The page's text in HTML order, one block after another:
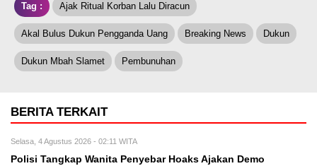
Tag : Ajak Ritual Korban Lalu Diracun
Akal Bulus Dukun Pengganda Uang Breaking News Dukun
Dukun Mbah Slamet Pembunuhan
BERITA TERKAIT
Selasa, 4 Agustus 2026 - 02:11 WITA
Polisi Tangkap Wanita Penyebar Hoaks Ajakan Demo